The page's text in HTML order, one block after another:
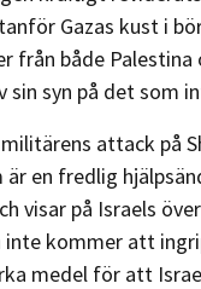
Gazas kust i
från både Palestina
sin syn på det som
attack på
är en fredlig
visar på Israels
kommer att
medel för att